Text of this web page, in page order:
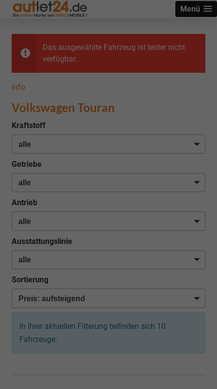
Menü
Das ausgewählte Fahrzeug ist leider nicht
verfügbar.
info
Volkswagen Touran
Kraftstoff
Getriebe
Antrieb
Ausstattungslinie
Sortierung
In Ihrer aktuellen Filterung befinden sich 10
Fahrzeuge: